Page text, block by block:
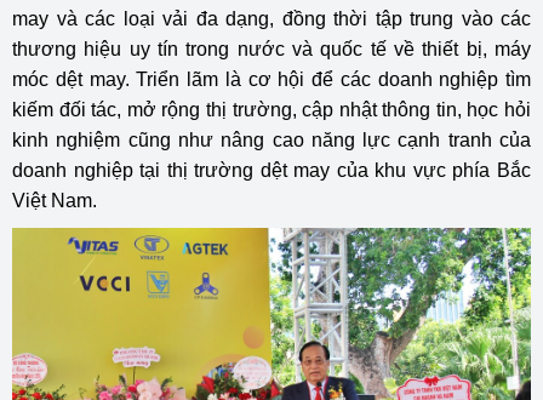
may và các loại vải đa dạng, đồng thời tập trung vào các
thương hiệu uy tín trong nước và quốc tế về thiết bị, máy
móc dệt may. Triển lãm là cơ hội để các doanh nghiệp tìm
kiếm đối tác, mở rộng thị trường, cập nhật thông tin, học hỏi
kinh nghiệm cũng như nâng cao năng lực cạnh tranh của
doanh nghiệp tại thị trường dệt may của khu vực phía Bắc
Việt Nam.